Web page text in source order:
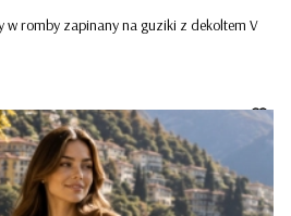
w romby zapinany na guziki z dekoltem V